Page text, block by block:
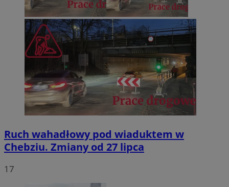
Ruch wahadłowy pod wiaduktem w
Chebziu. Zmiany od 27 lipca
17